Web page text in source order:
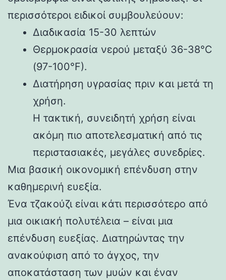
περισσότεροι ειδικοί συμβουλεύουν:
Διαδικασία 15-30 λεπτών
Θερμοκρασία νερού μεταξύ 36-38°C
(97-100°F).
Διατήρηση υγρασίας πριν και μετά τη
χρήση.
Η τακτική, συνειδητή χρήση είναι
ακόμη πιο αποτελεσματική από τις
περιστασιακές, μεγάλες συνεδρίες.
Μια βασική οικονομική επένδυση στην
καθημερινή ευεξία.
Ένα τζακούζι είναι κάτι περισσότερο από
μια οικιακή πολυτέλεια – είναι μια
επένδυση ευεξίας. Διατηρώντας την
ανακούφιση από το άγχος, την
αποκατάσταση των μυών και έναν